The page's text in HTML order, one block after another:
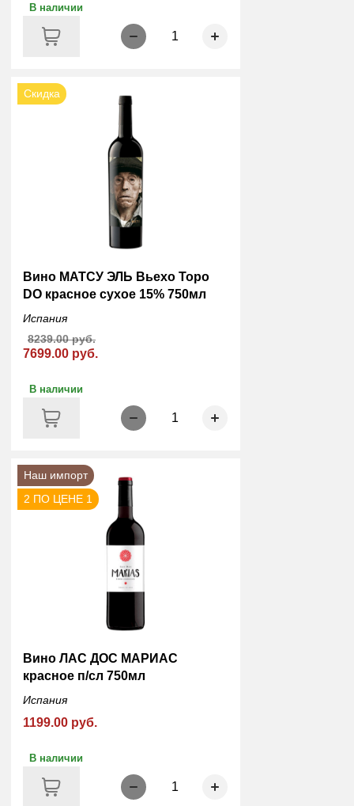
В наличии
1
Скидка
Вино МАТСУ ЭЛЬ Вьехо Торо
DO красное сухое 15% 750мл
Испания
7699.00 руб.
8239.00 руб.
В наличии
1
Наш импорт
2 ПО ЦЕНЕ 1
Вино ЛАС ДОС МАРИАС
красное п/сл 750мл
Испания
1199.00 руб.
В наличии
1